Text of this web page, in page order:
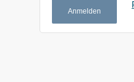
Anmelden